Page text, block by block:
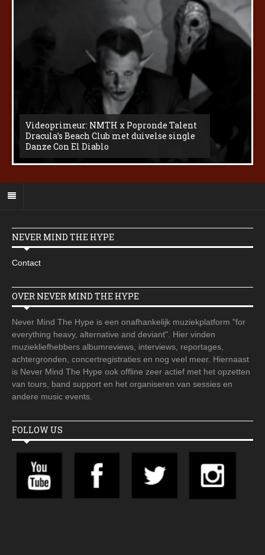
Videoprimeur: NMTH x Popronde Talent
Dracula’s Beach Club met duivelse single
Danze Con El Diablo
NEVER MIND THE HYPE
Contact
OVER NEVER MIND THE HYPE
Never Mind The Hype is een onafhankelijk muziekplatform "for
everything heavy, alternative and deviant". Hier vinden
muziekliefhebbers albumreviews, interviews, reportages,
achtergronden, concertregistraties en nog veel meer. Hiernaast
is Never Mind The Hype ook offline zeer actief met het opzetten
van tours, band support en het organiseren van sessies en
andere music events.
FOLLOW US